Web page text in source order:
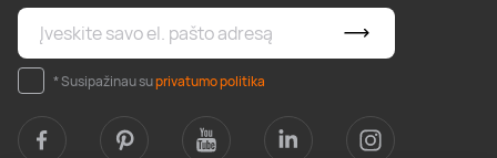
* Susipažinau suprivatumo politika